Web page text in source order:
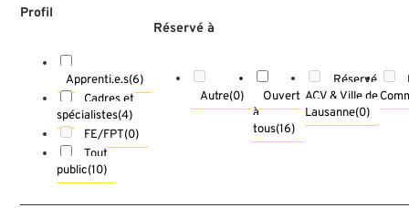
Profil
Apprenti.e.s(6)
Cadres et
spécialistes(4)
FE/FPT(0)
Tout
public(10)
Réservé à
Autre(0)
Ouvert
à
tous(16)
Réservé
ACV & Ville de
Lausanne(0)